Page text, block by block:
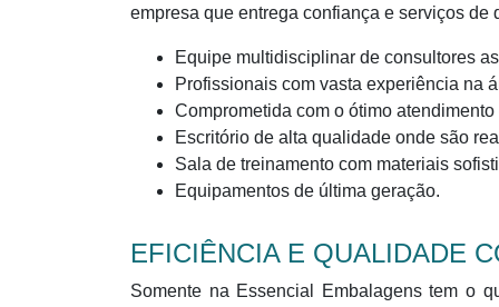
empresa que entrega confiança e serviços
Equipe multidisciplinar de consultores
Profissionais com vasta experiência na
Comprometida com o ótimo
Escritório de alta qualidade onde são
Sala de treinamento com materiais
Equipamentos de última geração.
EFICIÊNCIA E QUALIDADE
Somente na Essencial Embalagens tem o